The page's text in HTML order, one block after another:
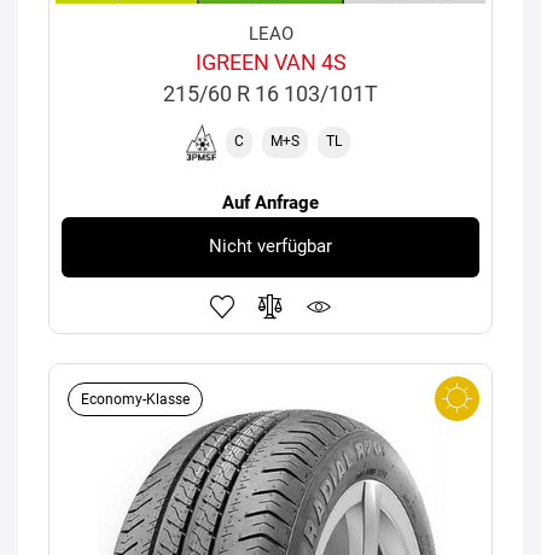
LEAO
IGREEN VAN 4S
215/60 R 16 103/101T
C M+S TL
Auf Anfrage
Nicht verfügbar
Economy-Klasse